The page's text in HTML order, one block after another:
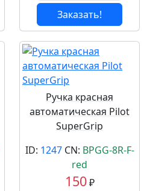
Заказать!
Ручка красная
автоматическая Pilot
SuperGrip
ID: 1247CN: BPGG-8R-F-
red
150₽